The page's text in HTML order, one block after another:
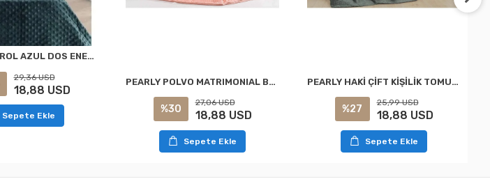
PEARLY PETROL AZUL DOS ENEROSA Y SUAVE CUBRECAMA DE DOS PLAZAS DE MERINO
29,36 USD
18,88 USD
Sepete Ekle
PEARLY POLVO MATRIMONIAL BROTE SUAVE MANTA MERINO
%30
27,06 USD
18,88 USD
Sepete Ekle
PEARLY HAKİ ÇİFT KİŞİLİK TOMURCUK SOFT BATTANİYE MERİNOS
%27
25,99 USD
18,88 USD
Sepete Ekle